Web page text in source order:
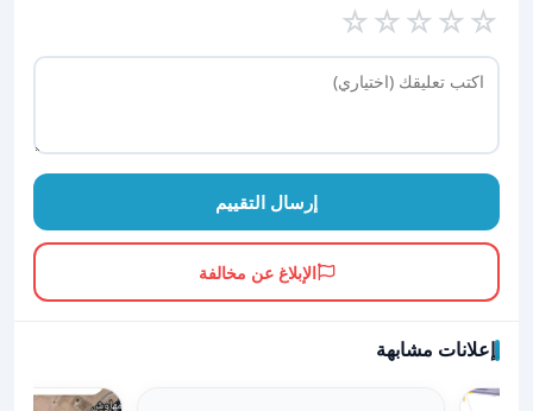
☆
☆
☆
☆
☆
إرسال التقييم
الإبلاغ عن مخالفة
إعلانات مشابهة